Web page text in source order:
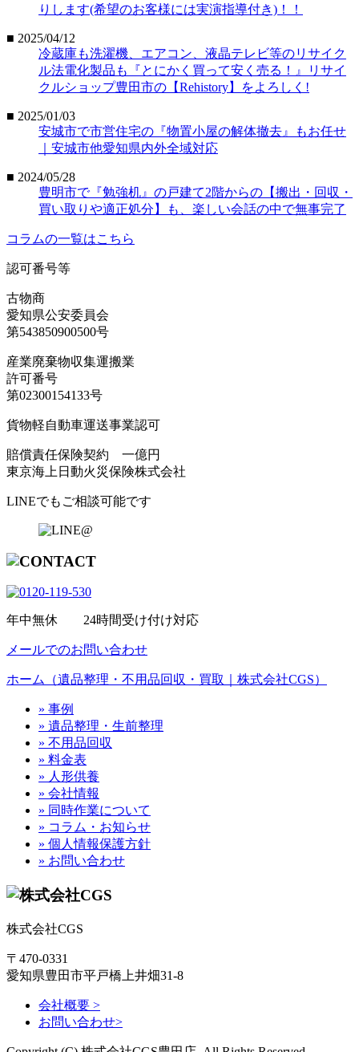
りします(希望のお客様には実演指導付き)！！
■ 2025/04/12
冷蔵庫も洗濯機、エアコン、液晶テレビ等のリサイク
ル法電化製品も『とにかく買って安く売る！』リサイ
クルショップ豊田市の【Rehistory】をよろしく!
■ 2025/01/03
安城市で市営住宅の『物置小屋の解体撤去』もお任せ
｜安城市他愛知県内外全域対応
■ 2024/05/28
豊明市で『勉強机』の戸建て2階からの【搬出・回収・
買い取りや適正処分】も、楽しい会話の中で無事完了
コラムの一覧はこちら
認可番号等
古物商
愛知県公安委員会
第543850900500号
産業廃棄物収集運搬業
許可番号
第02300154133号
貨物軽自動車運送事業認可
賠償責任保険契約 一億円
東京海上日動火災保険株式会社
LINEでもご相談可能です
年中無休 24時間受け付け対応
メールでのお問い合わせ
ホーム（遺品整理・不用品回収・買取｜株式会社CGS）
» 事例
» 遺品整理・生前整理
» 不用品回収
» 料金表
» 人形供養
» 会社情報
» 同時作業について
» コラム・お知らせ
» 個人情報保護方針
» お問い合わせ
株式会社CGS
〒470-0331
愛知県豊田市平戸橋上井畑31-8
会社概要 >
お問い合わせ>